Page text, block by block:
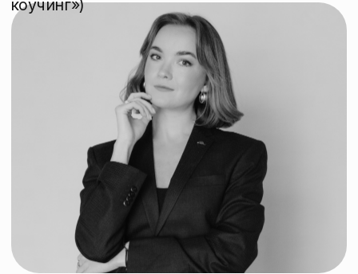
Автор и преподаватель
магистерского курса «Профессии
будущего в образовании»
Автор и ведущая
философского клуба «Концепт»
Создатель рефлексивных дневников
и философских блокнотов
Докладчик Форума молодых учёных
БРИКС в ЮАР в секции «Future
of Education, Mindset & Skillset» (2023)
Полуфиналист «Лиги лекторов»
Российского общества «Знание»